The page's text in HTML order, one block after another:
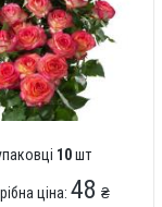
10шт
ціна: 48 ₴